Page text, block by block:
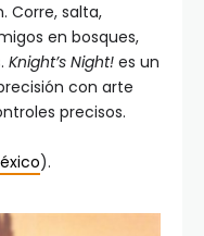
Corre, salta,
en bosques,
Knight’s Night! es un
con arte
precisos.
).